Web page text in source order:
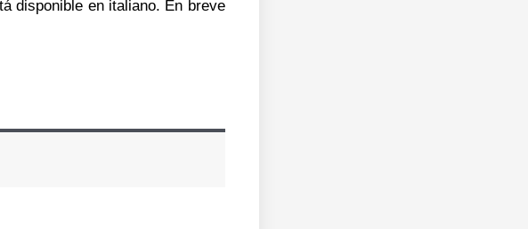
disponible en italiano. En breve